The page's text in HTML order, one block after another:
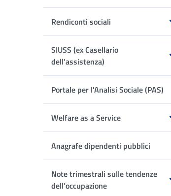
Apri sottomenu
Rendiconti sociali
Apri sottomenu
SIUSS (ex Casellario
dell’assistenza)
Apri sottomenu
Portale per l'Analisi Sociale (PAS)
Welfare as a Service
Apri
Anagrafe dipendenti pubblici
Note trimestrali sulle tendenze
dell’occupazione